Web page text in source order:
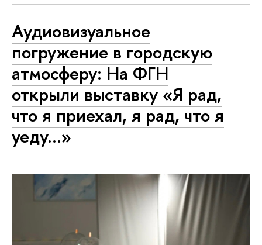
Аудиовизуальное
погружение в городскую
атмосферу: На ФГН
открыли выставку «Я рад,
что я приехал, я рад, что я
уеду…»